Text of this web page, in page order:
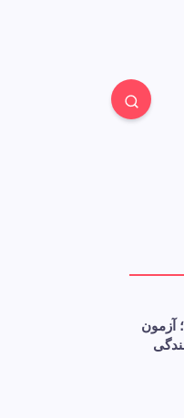
آزمون